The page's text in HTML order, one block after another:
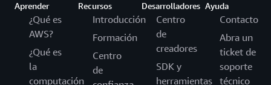
Aprender
¿Qué es
AWS?
¿Qué es
la
computación
Recursos
Introducción
Formación
Centro
de
Desarrolladores
Centro
de
creadores
SDK y
herramientas
Ayuda
Contacto
Abra un
ticket de
soporte
técnico